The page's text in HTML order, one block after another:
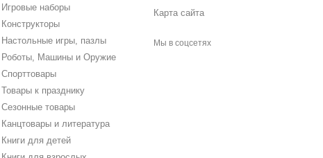
Игровые наборы
Конструкторы
Настольные игры, пазлы
Роботы, Машины и Оружие
Спорттовары
Товары к празднику
Сезонные товары
Канцтовары и литература
Книги для детей
Карта сайта
Мы в соцсетях